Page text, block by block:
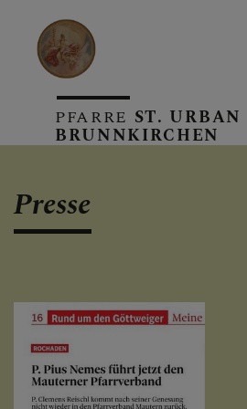
PFARRE ST. URBAN
BRUNNKIRCHEN
Presse